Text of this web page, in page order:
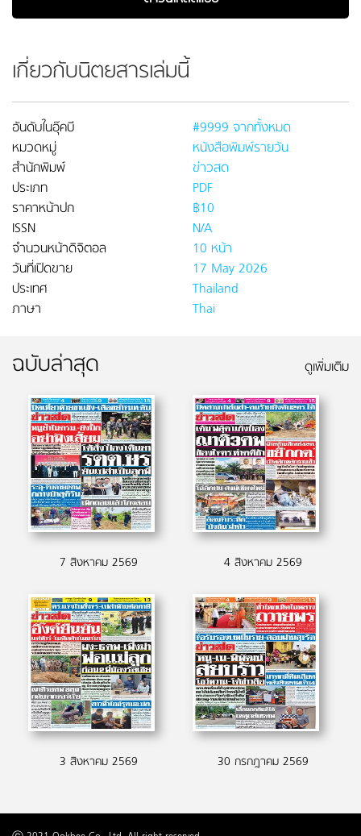
เกี่ยวกับนิตยสารเล่มนี้
อันดับในอุ๊คบี
#9999 จากทั้งหมด
หมวดหมู่
หนังสือพิมพ์รายวัน
สำนักพิมพ์
ข่าวสด
ประเภท
PDF
ราคาหน้าปก
฿10
ISSN
N/A
จำนวนหน้าดิจิตอล
10 หน้า
วันที่เปิดขาย
17 May 2026
ประเทศ
Thailand
ภาษา
Thai
ฉบับล่าสุด ดูเพิ่มเติม
7 สิงหาคม 2569 4 สิงหาคม 2569
3 สิงหาคม 2569 30 กรกฎาคม 2569